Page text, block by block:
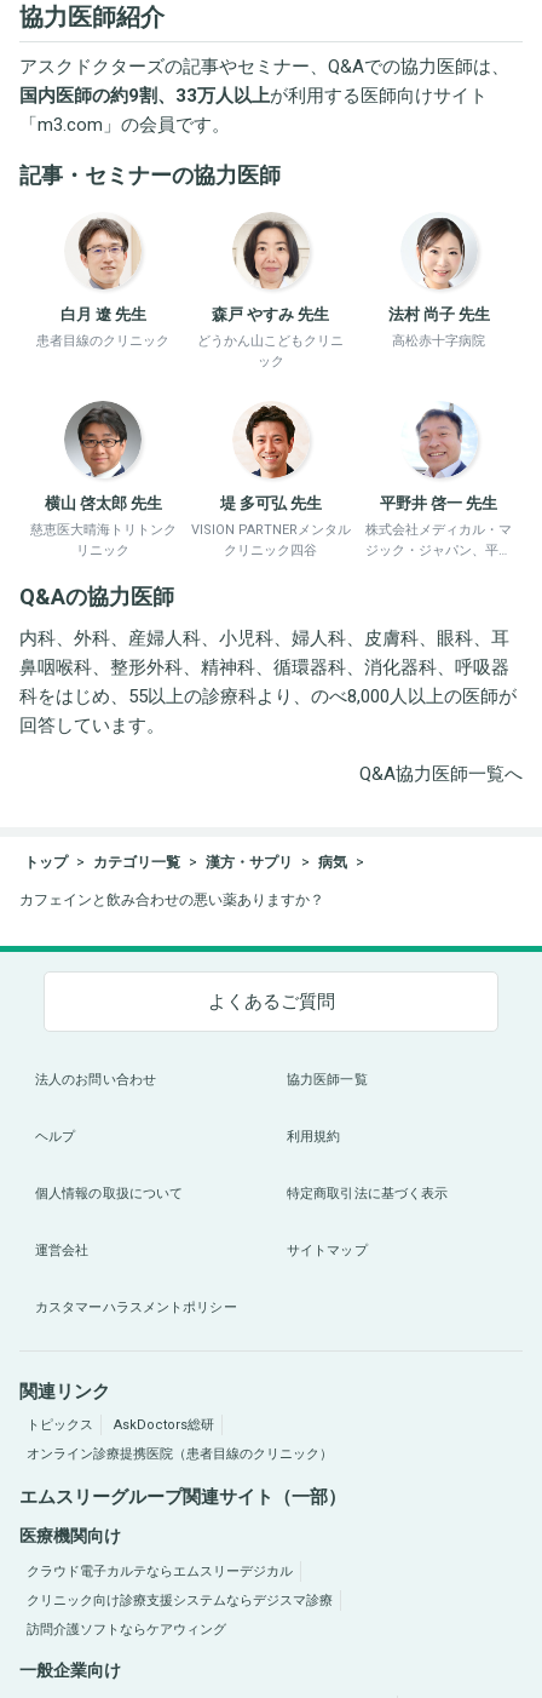
協力医師紹介
アスクドクターズの記事やセミナー、Q&Aでの協力医師は、
国内医師の約9割、33万人以上が利用する医師向けサイト
「m3.com 」の会員です。
記事・セミナーの協力医師
白月 遼 先生
患者目線のクリニック
森戸 やすみ 先生
どうかん山こどもクリニ
ック
法村 尚子 先生
高松赤十字病院
横山 啓太郎 先生
慈恵医大晴海トリトンク
リニック
堤 多可弘 先生
VISION PARTNERメンタル
クリニック四谷
平野井 啓一 先生
株式会社メディカル・マ
ジック・ジャパン、平野
Q&Aの協力医師
内科、外科、産婦人科、小児科、婦人科、皮膚科、眼科、耳
鼻咽喉科、整形外科、精神科、循環器科、消化器科、呼吸器
科をはじめ、55以上の診療科より、のべ8,000人以上の医師が
回答しています。
Q&A協力医師一覧へ
トップ カテゴリ一覧 漢方・サプリ 病気
カフェインと飲み合わせの悪い薬ありますか？
よくあるご質問
法人のお問い合わせ 協力医師一覧
ヘルプ 利用規約
個人情報の取扱について 特定商取引法に基づく表示
運営会社 サイトマップ
カスタマーハラスメントポリシー
関連リンク
トピックス
AskDoctors総研
オンライン診療提携医院（患者目線のクリニック）
エムスリーグループ関連サイト（一部）
医療機関向け
クラウド電子カルテならエムスリーデジカル
クリニック向け診療支援システムならデジスマ診療
訪問介護ソフトならケアウィング
一般企業向け